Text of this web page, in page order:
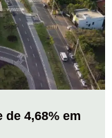
de 4,68% em